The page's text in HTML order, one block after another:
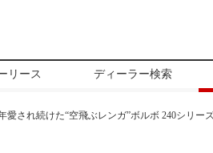
リース ディーラー検索
愛され続けた“空飛ぶレンガ”ボルボ 240シリー